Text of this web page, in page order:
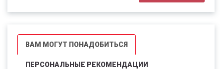
ВАМ МОГУТ ПОНАДОБИТЬСЯ
ПЕРСОНАЛЬНЫЕ РЕКОМЕНДАЦИИ